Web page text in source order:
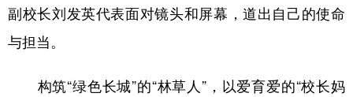
副校长刘发英代表面对镜头和屏幕，道出自己的使命
与担当。
构筑“绿色长城”的“林草人”，以爱育爱的“校长妈